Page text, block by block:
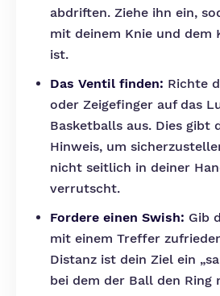
abdriften. Ziehe ihn ein,
mit deinem Knie und dem
ist.
Das Ventil finden: Richte
oder Zeigefinger auf das
Basketballs aus. Dies gibt
Hinweis, um
nicht seitlich in deiner
verrutscht.
Fordere einen Swish: Gib
mit einem Treffer
Distanz ist dein Ziel ein
bei dem der Ball den